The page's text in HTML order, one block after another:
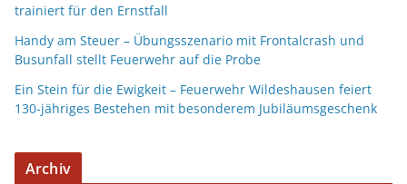
trainiert für den Ernstfall
Handy am Steuer – Übungsszenario mit Frontalcrash und
Busunfall stellt Feuerwehr auf die Probe
Ein Stein für die Ewigkeit – Feuerwehr Wildeshausen feiert
130-jähriges Bestehen mit besonderem Jubiläumsgeschenk
Archiv